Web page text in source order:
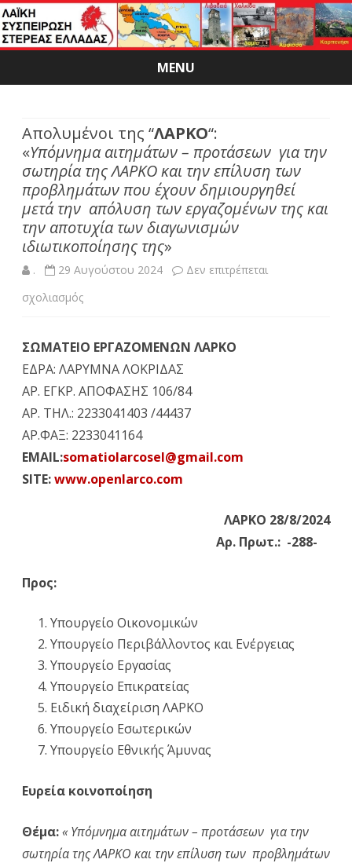
MENU
Skip
Απολυμένοι της “ΛΑΡΚΟ“:
«Υπόμνημα αιτημάτων – προτάσεων για την
σωτηρία της ΛΑΡΚΟ και την επίλυση των
προβλημάτων που έχουν δημιουργηθεί
μετά την απόλυση των εργαζομένων της και
την αποτυχία των διαγωνισμών
ιδιωτικοποίησης της»
. 29 Αυγούστου 2024
Δεν επιτρέπεται
σχολιασμόςστο
της
“ ΛΑΡΚΟ “:
«Υπόμνημα
αιτημάτων
–
προτάσεων
ΛΑΡΚΟ
και
την
επίλυση
των
που
δημιουργηθεί
ΣΩΜΑΤΕΙΟ ΕΡΓΑΖΟΜΕΝΩΝ ΛΑΡΚΟ
ΕΔΡΑ: ΛΑΡΥΜΝΑ ΛΟΚΡΙΔΑΣ
ΑΡ. ΕΓΚΡ. ΑΠΟΦΑΣΗΣ 106/84
ΑΡ. ΤΗΛ.: 2233041403 /44437
ΑΡ.ΦΑΞ: 2233041164
EMAIL:somatiolarcosel@gmail.com
SITE:www.openlarco.com
ΛΑΡΚΟ 28/8/2024
Αρ. Πρωτ.: -288-
Προς:
Υπουργείο Οικονομικών
Υπουργείο Περιβάλλοντος και Ενέργειας
Υπουργείο Εργασίας
Υπουργείο Επικρατείας
Ειδική διαχείριση ΛΑΡΚΟ
Υπουργείο Εσωτερικών
Υπουργείο Εθνικής Άμυνας
Ευρεία κοινοποίηση
Θέμα:« Υπόμνημα αιτημάτων – προτάσεων για την
σωτηρία της ΛΑΡΚΟ και την επίλυση των προβλημάτων